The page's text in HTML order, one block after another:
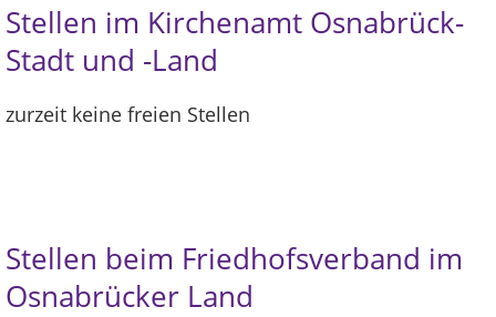
Stellen im Kirchenamt Osnabrück-
Stadt und -Land
zurzeit keine freien Stellen
Stellen beim Friedhofsverband im
Osnabrücker Land